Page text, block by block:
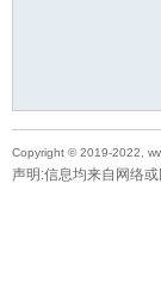
Copyright © 2019-2022,
声明:信息均来自网络